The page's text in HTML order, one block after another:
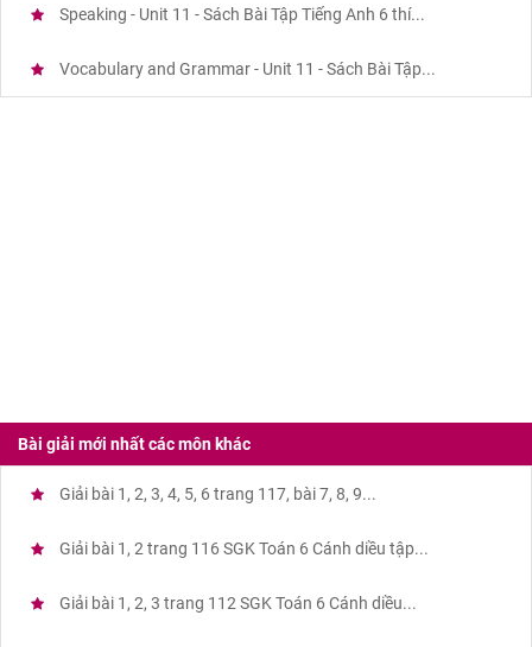
Speaking - Unit 11 - Sách Bài Tập Tiếng Anh 6 thí...
Vocabulary and Grammar - Unit 11 - Sách Bài Tập...
Bài giải mới nhất các môn khác
Giải bài 1, 2, 3, 4, 5, 6 trang 117, bài 7, 8, 9...
Giải bài 1, 2 trang 116 SGK Toán 6 Cánh diều tập...
Giải bài 1, 2, 3 trang 112 SGK Toán 6 Cánh diều...